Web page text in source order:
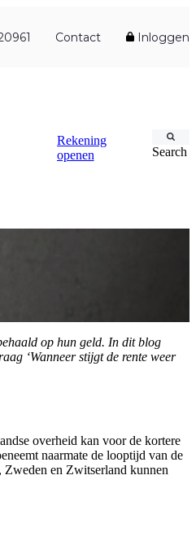
Contact Inloggen
Rekening
openen
Search
op hun geld. In dit blog
‘Wanneer stijgt de rente weer
overheid kan voor de kortere
naarmate de looptijd van de
en Zwitserland kunnen